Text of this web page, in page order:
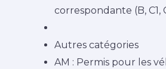
correspondante (B, C1,
Autres catégories
AM : Permis pour les